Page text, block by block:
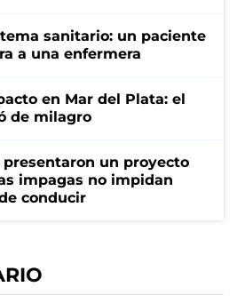
sanitario: un paciente
a una enfermera
en Mar del Plata: el
de milagro
un proyecto
impagas no impidan
conducir